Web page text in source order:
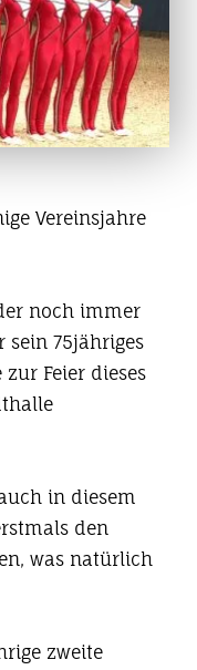
Vereinsjahre
noch immer
sein 75jähriges
zur Feier dieses
in diesem
den
was natürlich
zweite